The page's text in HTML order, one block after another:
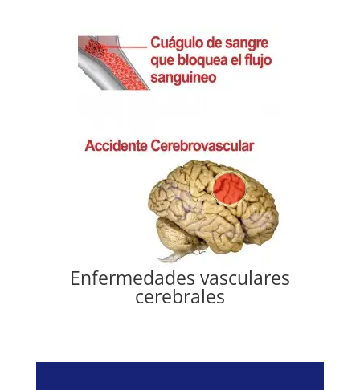
Enfermedades vasculares
cerebrales